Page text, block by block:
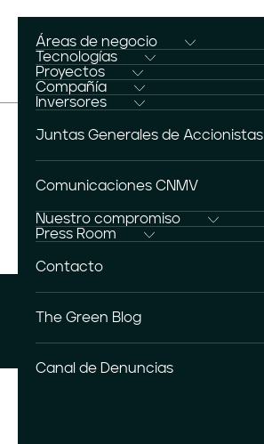
Áreas de negocio
Desarrollo
Construcción
Operaciones
Energía
Tecnologías
Almacenamiento
Solar
Proyectos
Oasis de Atacama
Central Oasis
Iberian Oasis
Oviedo – Greenbox
Compañía
Quiénes somos
Presencia Internacional
Inversores
Informes anuales
Renta Fija
Gobierno Corporativo
Agenda
Juntas Generales de Accionistas
Comunicaciones CNMV
Nuestro compromiso
Sostenibilidad
Cambio Climático
Social
Press Room
Press kit
Contacto
The Green Blog
Canal de Denuncias